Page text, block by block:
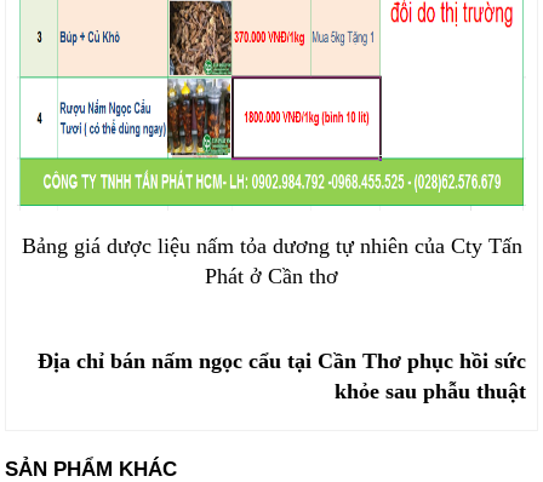
Bảng giá dược liệu nấm tỏa dương tự nhiên của Cty Tấn
Phát ở Cần thơ
Địa chỉ bán nấm ngọc cẩu tại Cần Thơ phục hồi sức
khỏe sau phẫu thuật
SẢN PHẨM KHÁC